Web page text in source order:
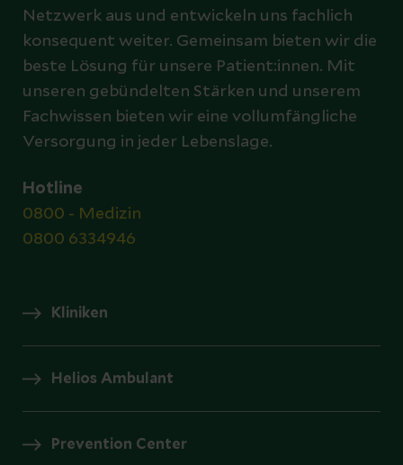
Netzwerk aus und entwickeln uns fachlich
konsequent weiter. Gemeinsam bieten wir die
beste Lösung für unsere Patient:innen. Mit
unseren gebündelten Stärken und unserem
Fachwissen bieten wir eine vollumfängliche
Versorgung in jeder Lebenslage.
Hotline
0800 - Medizin
0800 6334946
Kliniken
Helios Ambulant
Prevention Center